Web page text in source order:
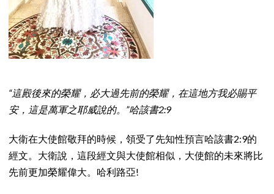
“這殿後來的榮耀，必大過先前的榮耀，在這地方我必賜平
安，這是萬軍之耶威說的。”哈該書2:9
大衛在大使館敬拜的時候，領受了先知性預言哈該書2:9的
經文。大衛說，這段經文與大使館相似，大使館的未來將比
先前更加榮耀偉大。哈利路亞!